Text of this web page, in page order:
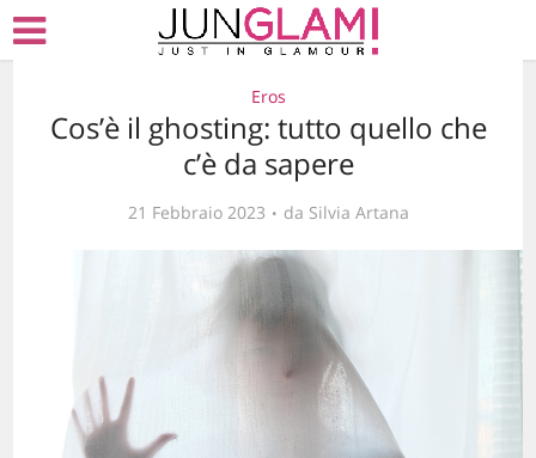
Eros
Cos’è il ghosting: tutto quello che
c’è da sapere
21 Febbraio 2023 da Silvia Artana